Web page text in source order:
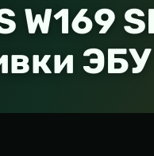
W169
ЭБУ